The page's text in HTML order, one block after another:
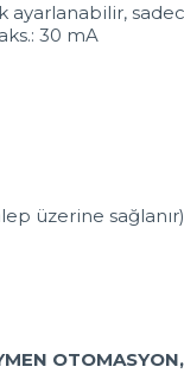
ayarlanabilir,
30 mA
üzerine sağlanır)
OTOMASYON,